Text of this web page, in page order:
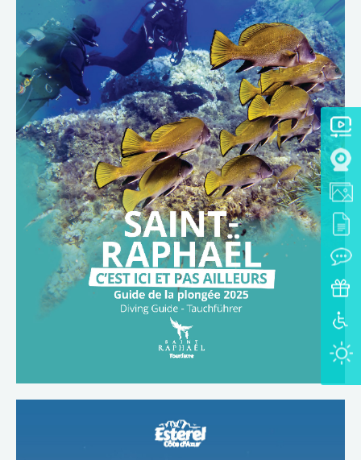
TÉLÉCHARGER